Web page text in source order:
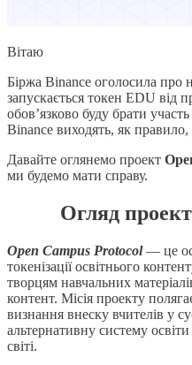
Вітаю
Біржа Binance оголосила про
запускається токен EDU від
обов’язково буду брати
Binance виходять, як правило,
Давайте оглянемо проект
ми будемо мати справу.
Огляд
Open Campus Protocol— це
токенізації освітнього
творцям навчальних
контент. Місія проекту
визнання внеску вчителів у
альтернативну систему
світі.